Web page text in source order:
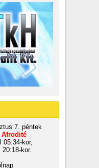
7. péntek
Afrodité
05:34-kor,
kor.